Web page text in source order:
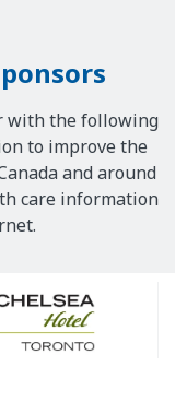
with the following
to improve the
and around
care information